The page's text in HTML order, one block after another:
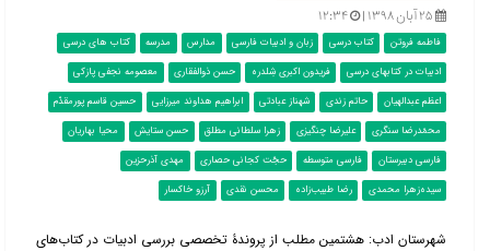
۲۵ آبان ۱۳۹۸ | ۱۲:۳۴
فاطمه فروتن کتاب درسی زبان و ادبیات فارسی مدارس مدرسه
کتاب های درسی
ادبیات در کتابهای درسی
فریدون اکبری شِلدره حسن ذوالفقاری
معصومه نجفی پازکی
اعظم عبدالهیان
حاتم زندی شهناز عبادتی ابراهیم هداوند میرزایی
حسین قاسم پورمقدّم
محمّدرضا سنگری
علیرضا چنگیزی زهرا سلطانی مطلق حسن ستایش
محیا بهاریان
فارسی دبیرستان
فارسی متوسطه حجّت کجانی حصاری
مهدی آذرحزین
سیده‌زهرا محمدی
رضا طبیب‌زاده محسن نقدی آرزو خاکسار
شهرستان ادب: هشتمین مطلب از پروندۀ تخصصی بررسی ادبیات در کتاب‌‌های